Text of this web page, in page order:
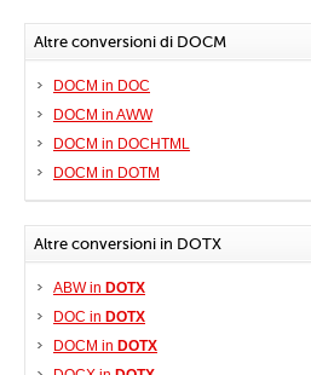
Altre conversioni di DOCM
DOCM in DOC
DOCM in AWW
DOCM in DOCHTML
DOCM in DOTM
Altre conversioni in DOTX
ABW in DOTX
DOC in DOTX
DOCM in DOTX